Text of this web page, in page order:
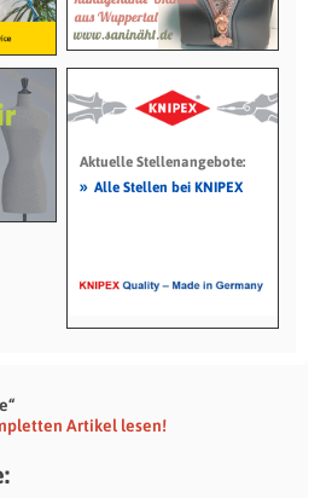
Aktuelle Stellenangebote:
» Alle Stellen bei KNIPEX
Artikel lesen!